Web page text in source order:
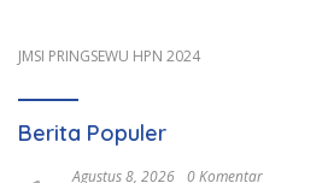
JMSI PRINGSEWU HPN 2024
Berita Populer
Agustus 8, 2026 0 Komentar